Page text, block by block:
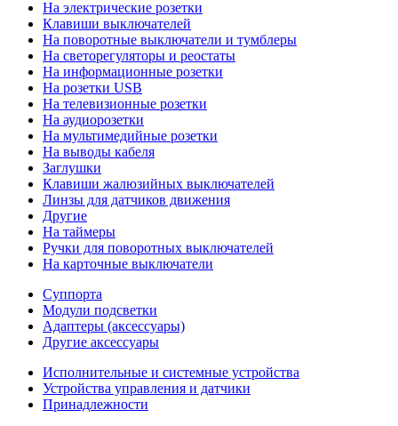
На электрические розетки
Клавиши выключателей
На поворотные выключатели и тумблеры
На светорегуляторы и реостаты
На информационные розетки
На розетки USB
На телевизионные розетки
На аудиорозетки
На мультимедийные розетки
На выводы кабеля
Заглушки
Клавиши жалюзийных выключателей
Линзы для датчиков движения
Другие
На таймеры
Ручки для поворотных выключателей
На карточные выключатели
Суппорта
Модули подсветки
Адаптеры (аксессуары)
Другие аксессуары
Исполнительные и системные устройства
Устройства управления и датчики
Принадлежности